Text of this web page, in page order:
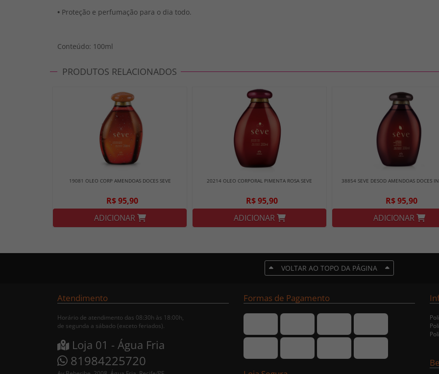
• Proteção e perfumação para o dia todo.
Conteúdo: 100ml
PRODUTOS RELACIONADOS
19081 OLEO CORP AMENDOAS DOCES SEVE
R$ 95,90
ADICIONAR
20214 OLEO CORPORAL PIMENTA ROSA SEVE
R$ 95,90
ADICIONAR
38854 SEVE DESOD AMENDOAS DOCES
R$ 95,90
ADICIONAR
VOLTAR AO TOPO DA PÁGINA
Atendimento
Horário de atendimento das 08:30h às 18:00h,
de segunda a sábado (exceto feriados).
Loja 01 - Água Fria
81984225720
Formas de Pagamento